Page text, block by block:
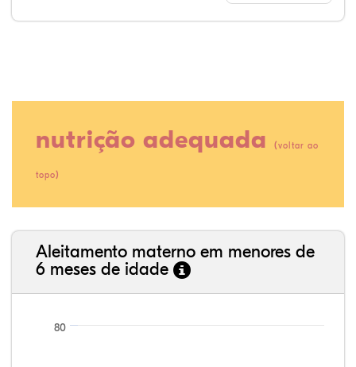
nutrição adequada (voltar ao
topo)
Aleitamento materno em menores de
6 meses de idade
80